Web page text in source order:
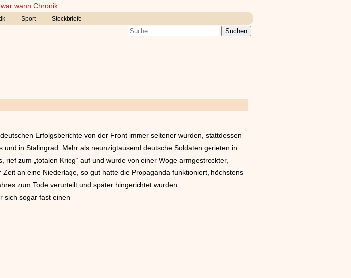
Sport Steckbriefe
Erfolgsberichte von der Front immer seltener wurden, stattdessen
in Stalingrad. Mehr als neunzigtausend deutsche Soldaten gerieten in
zum „totalen Krieg“ auf und wurde von einer Woge armgestreckter,
an eine Niederlage, so gut hatte die Propaganda funktioniert, höchstens
zum Tode verurteilt und später hingerichtet wurden.
sich sogar fast einen